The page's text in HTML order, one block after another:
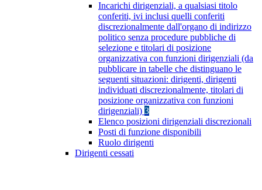
Incarichi dirigenziali, a qualsiasi titolo
conferiti, ivi inclusi quelli conferiti
discrezionalmente dall'organo di indirizzo
politico senza procedure pubbliche di
selezione e titolari di posizione
organizzativa con funzioni dirigenziali (da
pubblicare in tabelle che distinguano le
seguenti situazioni: dirigenti, dirigenti
individuati discrezionalmente, titolari di
posizione organizzativa con funzioni
dirigenziali) 3
Elenco posizioni dirigenziali discrezionali
Posti di funzione disponibili
Ruolo dirigenti
Dirigenti cessati